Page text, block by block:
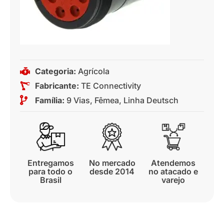
Categoria: Agrícola
Fabricante: TE Connectivity
Família: 9 Vias, Fêmea, Linha Deutsch
Entregamos
para todo o
Brasil
No mercado
desde 2014
Atendemos
no atacado e
varejo